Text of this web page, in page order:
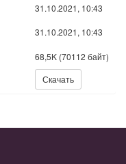
31.10.2021, 10:43
31.10.2021, 10:43
68,5K (70112 байт)
Скачать